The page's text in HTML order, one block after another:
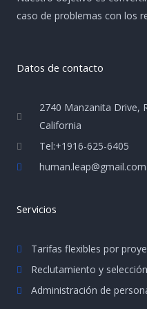
caso de problemas con los
Datos de contacto
2740 Manzanita Drive,
California
Tel:+1916-625-6405
human.leap@gmail.com
Servicios
Tarifas flexibles por
Reclutamiento y selección
Administración de